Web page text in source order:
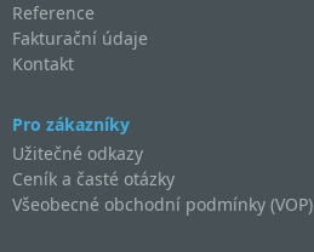
Reference
Fakturační údaje
Kontakt
Pro zákazníky
Užitečné odkazy
Ceník a časté otázky
Všeobecné obchodní podmínky (VOP)